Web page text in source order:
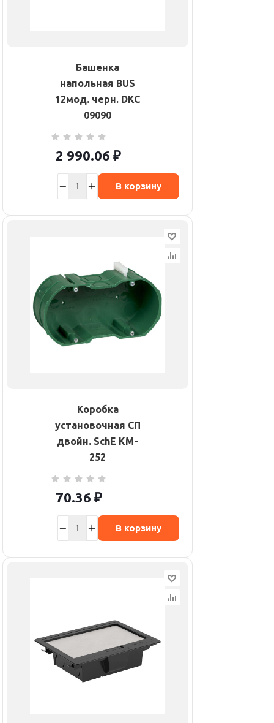
Башенка
напольная BUS
12мод. черн. DKC
09090
2 990.06 ₽
В корзину
Коробка
установочная СП
двойн. SchE KM-
252
70.36 ₽
В корзину